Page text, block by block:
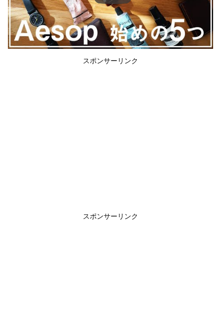
スポンサーリンク
スポンサーリンク